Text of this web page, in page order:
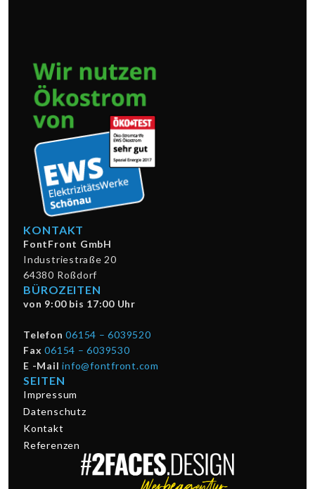
KONTAKT
FontFront GmbH
Industriestraße 20
64380 Roßdorf
BÜROZEITEN
von 9:00 bis 17:00 Uhr
Telefon 06154 – 6039520
Fax 06154 – 6039530
E -Mail info@fontfront.com
SEITEN
Impressum
Datenschutz
Kontakt
Referenzen